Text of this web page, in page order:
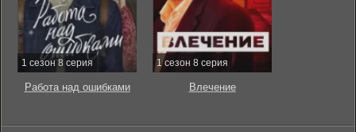
1 сезон 8 серия
Работа над ошибками
1 сезон 8 серия
Влечение